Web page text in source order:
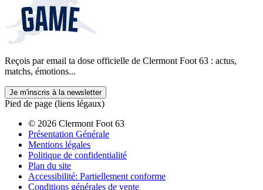
Reçois par email ta dose officielle de Clermont Foot 63 : actus,
matchs, émotions...
Je m'inscris à la newsletter
Pied de page (liens légaux)
© 2026 Clermont Foot 63
Présentation Générale
Mentions légales
Politique de confidentialité
Plan du site
Accessibilité: Partiellement conforme
Conditions générales de vente